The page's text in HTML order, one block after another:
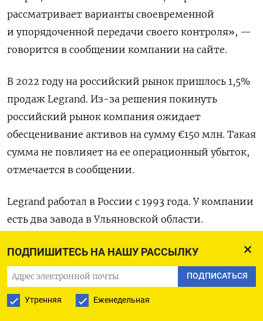
ПОДПИШИТЕСЬ НА НАШУ РАССЫЛКУ
ПОДПИСАТЬСЯ
Утренняя Еженедельная
рассматривает варианты своевременной
и упорядоченной передачи своего контроля», —
говорится в сообщении компании на сайте.
В 2022 году на российский рынок пришлось 1,5%
продаж Legrand. Из-за решения покинуть
российский рынок компания ожидает
обесценивание активов на сумму €150 млн. Такая
сумма не повлияет на ее операционный убыток,
отмечается в сообщении.
Legrand работал в России с 1993 года. У компании
есть два завода в Ульяновской области.
Группапроизводит продукцию
электротехнического назначения: розетки,
удлинители, зарядные устройства, в том числе
для электромобилей, оборудование для